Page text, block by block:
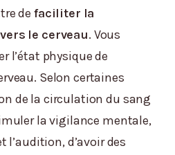
de faciliter la
le cerveau. Vous
l’état physique de
Selon certaines
de la circulation du sang
la vigilance mentale,
l’audition, d’avoir des